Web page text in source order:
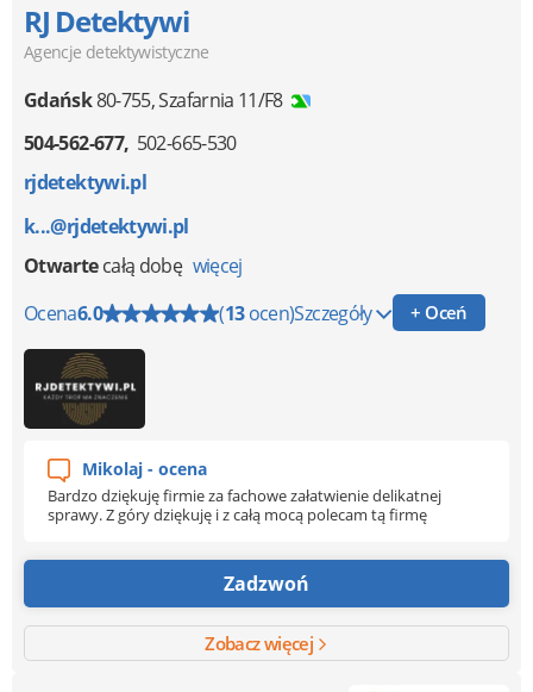
RJ Detektywi
Agencje detektywistyczne
Gdańsk80-755,Szafarnia 11/F8
504-562-677 502-665-530
rjdetektywi.pl
k...@rjdetektywi.pl
Otwartecałą dobę więcej
Ocena6.0 (13ocen)Szczegóły + Oceń
Mikolaj - ocena
Bardzo dziękuję firmie za fachowe załatwienie delikatnej
sprawy. Z góry dziękuję i z całą mocą polecam tą firmę
Zadzwoń
Zobacz więcej